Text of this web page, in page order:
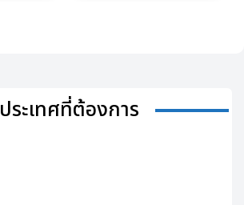
ประเทศที่ต้องการ